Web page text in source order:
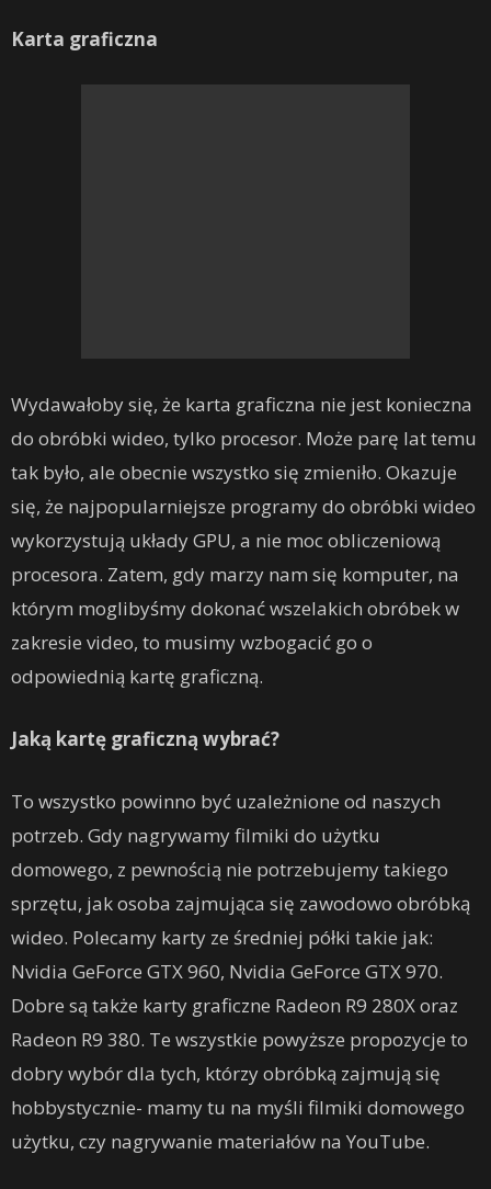
Karta graficzna
Wydawałoby się, że karta graficzna nie jest konieczna
do obróbki wideo, tylko procesor. Może parę lat temu
tak było, ale obecnie wszystko się zmieniło. Okazuje
się, że najpopularniejsze programy do obróbki wideo
wykorzystują układy GPU, a nie moc obliczeniową
procesora. Zatem, gdy marzy nam się komputer, na
którym moglibyśmy dokonać wszelakich obróbek w
zakresie video, to musimy wzbogacić go o
odpowiednią kartę graficzną.
Jaką kartę graficzną wybrać?
To wszystko powinno być uzależnione od naszych
potrzeb. Gdy nagrywamy filmiki do użytku
domowego, z pewnością nie potrzebujemy takiego
sprzętu, jak osoba zajmująca się zawodowo obróbką
wideo. Polecamy karty ze średniej półki takie jak:
Nvidia GeForce GTX 960, Nvidia GeForce GTX 970.
Dobre są także karty graficzne Radeon R9 280X oraz
Radeon R9 380. Te wszystkie powyższe propozycje to
dobry wybór dla tych, którzy obróbką zajmują się
hobbystycznie- mamy tu na myśli filmiki domowego
użytku, czy nagrywanie materiałów na YouTube.